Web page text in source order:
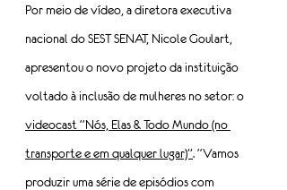
Por meio de vídeo, a diretora executiva
nacional do SEST SENAT, Nicole Goulart,
apresentou o novo projeto da instituição
voltado à inclusão de mulheres no setor: o
videocast “Nós, Elas & Todo Mundo (no
transporte e em qualquer lugar)”. “Vamos
produzir uma série de episódios com